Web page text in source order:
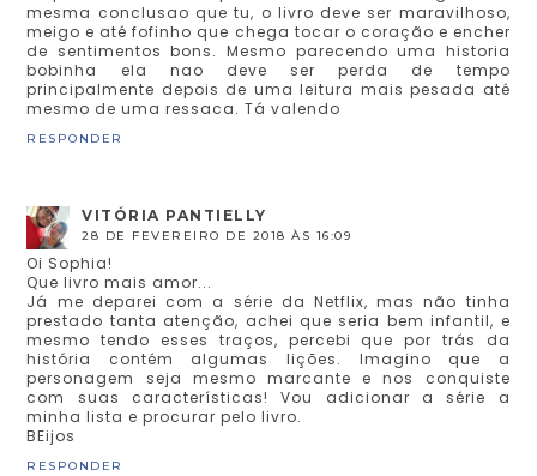
mesma conclusao que tu, o livro deve ser maravilhoso,
meigo e até fofinho que chega tocar o coração e encher
de sentimentos bons. Mesmo parecendo uma historia
bobinha ela nao deve ser perda de tempo
principalmente depois de uma leitura mais pesada até
mesmo de uma ressaca. Tá valendo
RESPONDER
VITÓRIA PANTIELLY
28 DE FEVEREIRO DE 2018 ÀS 16:09
Oi Sophia!
Que livro mais amor...
Já me deparei com a série da Netflix, mas não tinha
prestado tanta atenção, achei que seria bem infantil, e
mesmo tendo esses traços, percebi que por trás da
história contém algumas lições. Imagino que a
personagem seja mesmo marcante e nos conquiste
com suas características! Vou adicionar a série a
minha lista e procurar pelo livro.
BEijos
RESPONDER